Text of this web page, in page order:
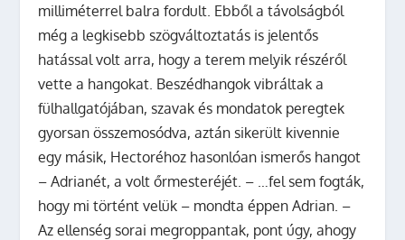
milliméterrel balra fordult. Ebből a távolságból
még a legkisebb szögváltoztatás is jelentős
hatással volt arra, hogy a terem melyik részéről
vette a hangokat. Beszédhangok vibráltak a
fülhallgatójában, szavak és mondatok peregtek
gyorsan összemosódva, aztán sikerült kivennie
egy másik, Hectoréhoz hasonlóan ismerős hangot
– Adrianét, a volt őrmesteréjét. – …fel sem fogták,
hogy mi történt velük – mondta éppen Adrian. –
Az ellenség sorai megroppantak, pont úgy, ahogy